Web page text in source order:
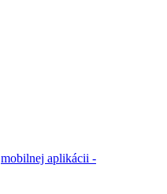
mobilnej aplikácii -